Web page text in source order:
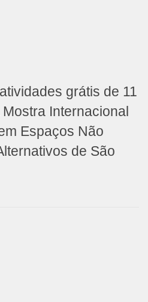
grátis de 11
Internacional
Espaços Não
de São